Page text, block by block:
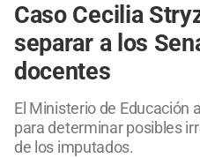
Caso Cecilia
separar a los
docentes
El Ministerio de Educación
para determinar posibles
de los imputados.